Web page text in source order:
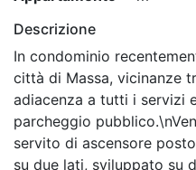
Descrizione
In condominio
città di Massa, vicinanze
adiacenza a tutti i servizi
parcheggio
servito di ascensore
su due lati, sviluppato su